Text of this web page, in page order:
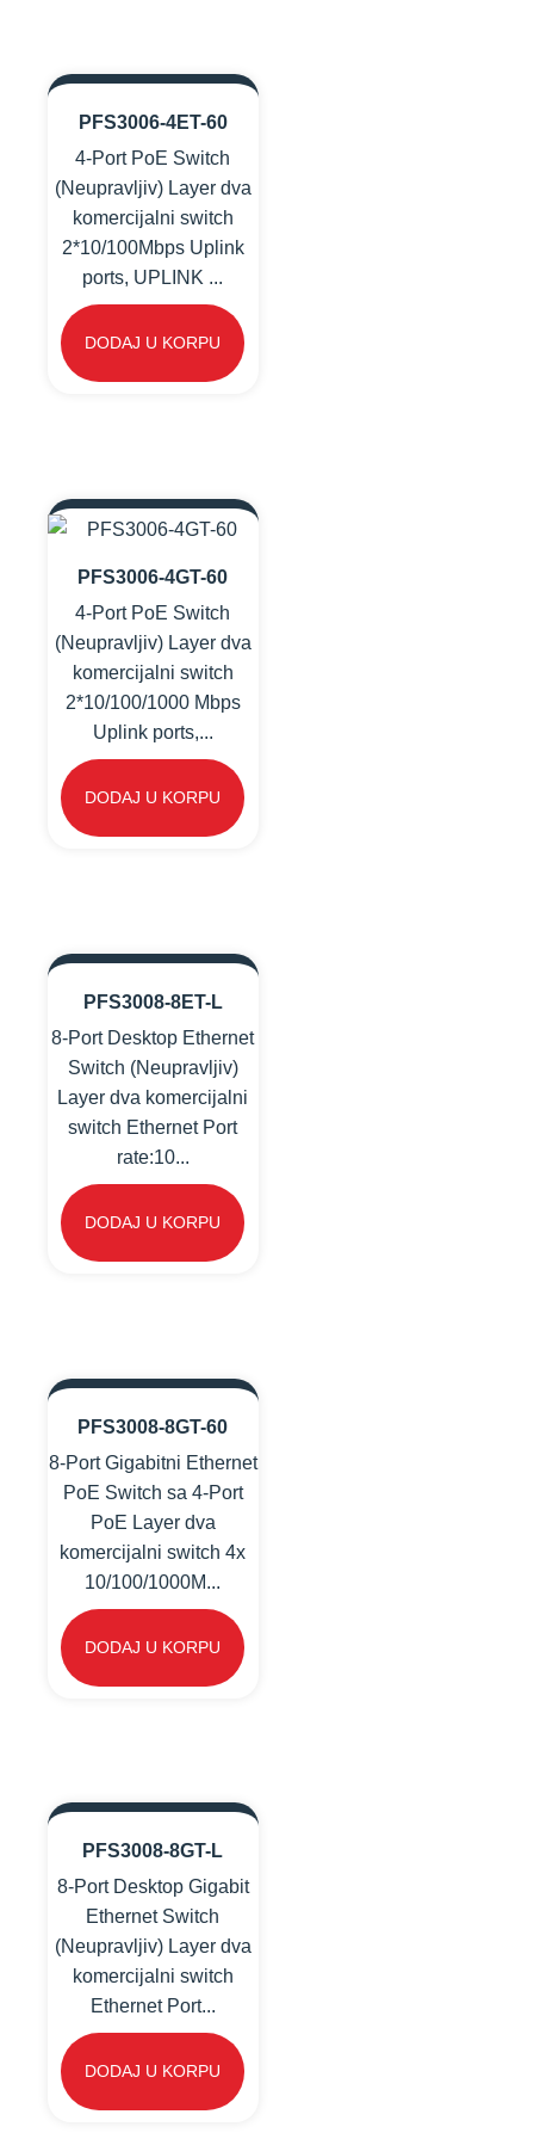
PFS3006-4ET-60
4-Port PoE Switch
(Neupravljiv) Layer dva
komercijalni switch
2*10/100Mbps Uplink
ports, UPLINK ...
DODAJ U KORPU
PFS3006-4GT-60
4-Port PoE Switch
(Neupravljiv) Layer dva
komercijalni switch
2*10/100/1000 Mbps
Uplink ports,...
DODAJ U KORPU
PFS3008-8ET-L
8-Port Desktop Ethernet
Switch (Neupravljiv)
Layer dva komercijalni
switch Ethernet Port
rate:10...
DODAJ U KORPU
PFS3008-8GT-60
8-Port Gigabitni Ethernet
PoE Switch sa 4-Port
PoE Layer dva
komercijalni switch 4x
10/100/1000M...
DODAJ U KORPU
PFS3008-8GT-L
8-Port Desktop Gigabit
Ethernet Switch
(Neupravljiv) Layer dva
komercijalni switch
Ethernet Port...
DODAJ U KORPU